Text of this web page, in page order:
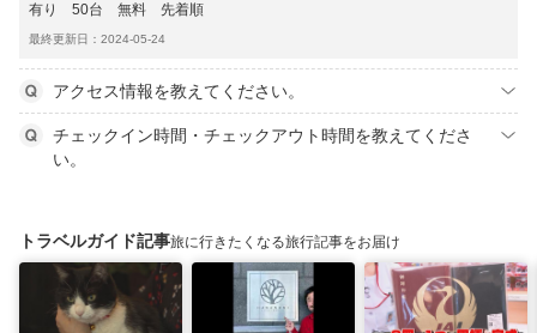
有り 50台 無料 先着順
最終更新日：2024-05-24
アクセス情報を教えてください。
チェックイン時間・チェックアウト時間を教えてくださ
い。
トラベルガイド記事旅に行きたくなる旅行記事をお届け